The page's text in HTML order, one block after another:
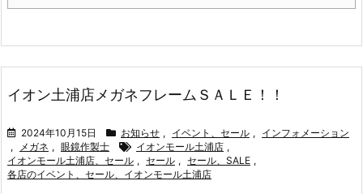
イオン土浦店メガネフレームＳＡＬＥ！！
2024年10月15日 お知らせ , イベント、セール ,
インフォメーション
,
メガネ , 眼鏡作製士 イオンモール土浦店 ,
イオンモール土浦店、セール , セール , セール、SALE ,
各店のイベント、セール、イオンモール土浦店